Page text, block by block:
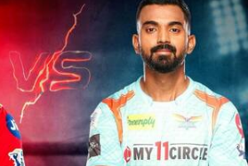
गेंदबाजी, जानें दोनों
इलेवन
2022 07:20 pm